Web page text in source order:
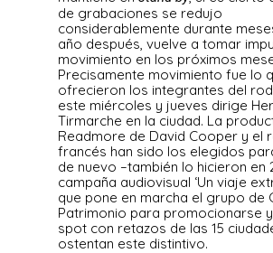
de grabaciones se redujo
considerablemente durante
año después, vuelve a tomar
movimiento en los próximos
Precisamente movimiento fue lo
ofrecieron los integrantes del
este miércoles y jueves dirige
Tirmarche en la ciudad. La
Readmore de David Cooper y el
francés han sido los elegidos
de nuevo –también lo hicieron en
campaña audiovisual ‘Un viaje
que pone en marcha el grupo de
Patrimonio para promocionarse
spot con retazos de las 15
ostentan este distintivo.